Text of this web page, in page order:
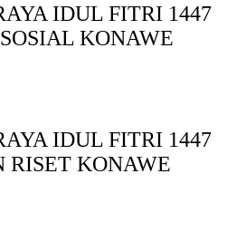
IDUL FITRI 1447
KONAWE
IDUL FITRI 1447
RISET KONAWE